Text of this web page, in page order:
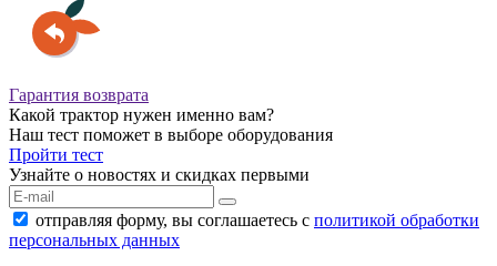
Гарантия возврата
Какой трактор нужен именно вам?
Наш тест поможет в выборе оборудования
Пройти тест
Узнайте о новостях и скидках первыми
отправляя форму, вы соглашаетесь с политикой обработки
персональных данных